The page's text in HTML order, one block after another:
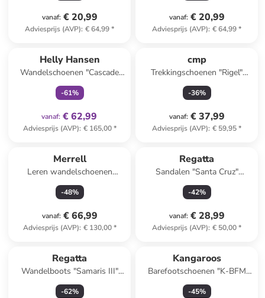
vanaf: € 20,99
Adviesprijs (AVP): € 64,99*
vanaf: € 20,99
Adviesprijs (AVP): € 64,99*
Helly Hansen
Wandelschoenen "Cascade
Low HT" wit
-61%
vanaf: € 62,99
Adviesprijs (AVP): € 165,00*
cmp
Trekkingschoenen "Rigel"
blauw
-36%
vanaf: € 37,99
Adviesprijs (AVP): € 59,95*
Merrell
Leren wandelschoenen
''Accentor 3'' lichtbruin
-48%
vanaf: € 66,99
Adviesprijs (AVP): € 130,00*
Regatta
Sandalen "Santa Cruz"
grijs/lichtblauw
-42%
vanaf: € 28,99
Adviesprijs (AVP): € 50,00*
Regatta
Wandelboots "Samaris III"
donkerblauw/roze
-62%
Kangaroos
Barefootschoenen "K-BFM
Paice Mid" lichtbruin
-45%